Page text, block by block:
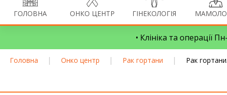
ГОЛОВНА ОНКО ЦЕНТР ГІНЕКОЛОГІЯ
• Клініка та операції
Головна | Онко центр | Рак гортани | Рак